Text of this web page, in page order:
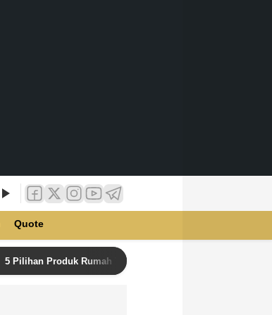
Quote
5 Pilihan Produk Rumah Tangga Terbaik di Unilever Store